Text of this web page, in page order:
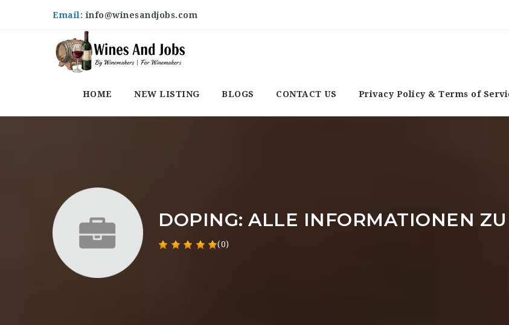
Email:info@winesandjobs.com
HOME NEW LISTING BLOGS CONTACT US Privacy Policy & Terms of
DOPING: ALLE INFORMATIONEN
(0)